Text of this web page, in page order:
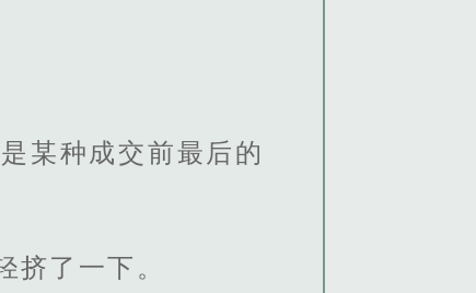
某种成交前最后的
挤了一下。